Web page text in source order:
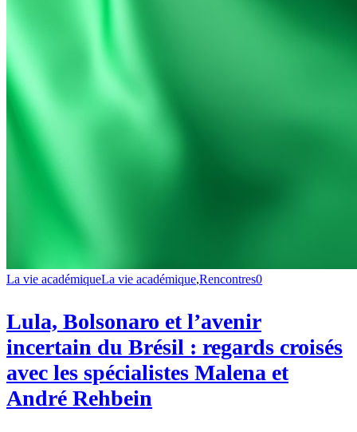
La vie académiqueLa vie académique,Rencontres0
Lula, Bolsonaro et l’avenir
incertain du Brésil : regards croisés
avec les spécialistes Malena et
André Rehbein